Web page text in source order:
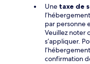
Une taxe de
par personne
Veuillez noter
s’appliquer.
confirmation